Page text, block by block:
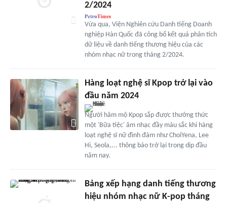
2/2024
Vừa qua, Viện Nghiên cứu Danh tiếng Doanh
nghiệp Hàn Quốc đã công bố kết quả phân tích
dữ liệu về danh tiếng thương hiệu của các
nhóm nhạc nữ trong tháng 2/2024.
Hàng loạt nghệ sĩ Kpop trở lại vào
đầu năm 2024
Người hâm mộ Kpop sắp được thưởng thức
một 'Bữa tiệc' âm nhạc đầy màu sắc khi hàng
loạt nghệ sĩ nữ đình đám như ChoiYena, Lee
Hi, Seola,... thông báo trở lại trong dịp đầu
năm nay.
Bảng xếp hạng danh tiếng thương
hiệu nhóm nhạc nữ K-pop tháng